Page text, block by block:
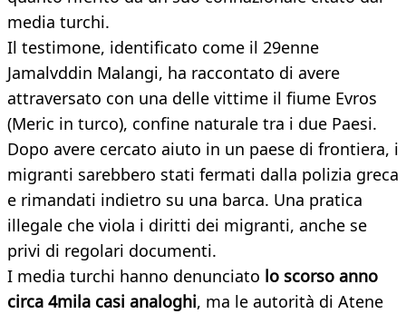
media turchi.
Il testimone, identificato come il 29enne
Jamalvddin Malangi, ha raccontato di avere
attraversato con una delle vittime il fiume Evros
(Meric in turco), confine naturale tra i due Paesi.
Dopo avere cercato aiuto in un paese di frontiera, i
migranti sarebbero stati fermati dalla polizia greca
e rimandati indietro su una barca. Una pratica
illegale che viola i diritti dei migranti, anche se
privi di regolari documenti.
I media turchi hanno denunciato lo scorso anno
circa 4mila casi analoghi, ma le autorità di Atene